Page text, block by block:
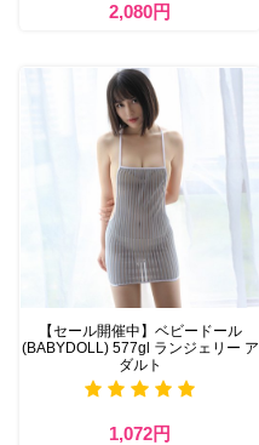
2,080円
【セール開催中】ベビードール
(BABYDOLL) 577gl ランジェリー ア
ダルト
1,072円